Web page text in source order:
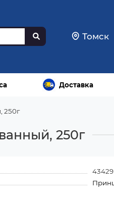
Томск
Доставка
250г
250г
43429